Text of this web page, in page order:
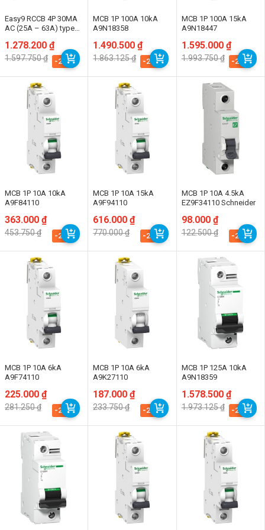
Easy9 RCCB 4P 30MA
AC (25A – 63A) type
1.597.750₫
Giá
gốc
là:
1.278.200 ₫
Giá
hiện
tại
1.278.200 ₫.
-20%
MCB 1P 100A 10kA
A9N18358
1.863.125₫
Giá
gốc
là:
1.490.500₫
Giá
hiện
tại
1.490.500 ₫.
-20%
MCB 1P 100A 15kA
A9N18447
1.993.750₫
Giá
gốc
là:
1.595.000 ₫
Giá
hiện
tại
1.595.000 ₫.
-20%
MCB 1P 10A 10kA
A9F84110
453.750₫
Giá
gốc
là:
363.000 ₫
Giá
hiện
tại
363.000 ₫.
-20%
MCB 1P 10A 15kA
A9F94110
770.000₫
Giá
gốc
là:
616.000₫
Giá
hiện
tại
616.000 ₫.
-20%
MCB 1P 10A 4.5kA
EZ9F34110 Schneider
122.500₫
Giá
gốc
là:
98.000 ₫
Giá
hiện
tại
98.000 ₫.
-20%
MCB 1P 10A 6kA
A9F74110
281.250₫
Giá
gốc
là:
225.000 ₫
Giá
hiện
tại
225.000 ₫.
-20%
MCB 1P 10A 6kA
A9K27110
233.750₫
Giá
gốc
là:
187.000₫
Giá
hiện
tại
187.000 ₫.
-20%
MCB 1P 125A 10kA
A9N18359
1.973.125₫
Giá
gốc
là:
1.578.500 ₫
Giá
hiện
tại
1.578.500 ₫.
-20%